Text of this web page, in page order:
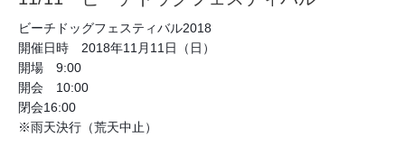
ビーチドッグフェスティバル2018
開催日時 2018年11月11日（日）
開場 9:00
開会 10:00
閉会16:00
※雨天決行 （荒天中止）